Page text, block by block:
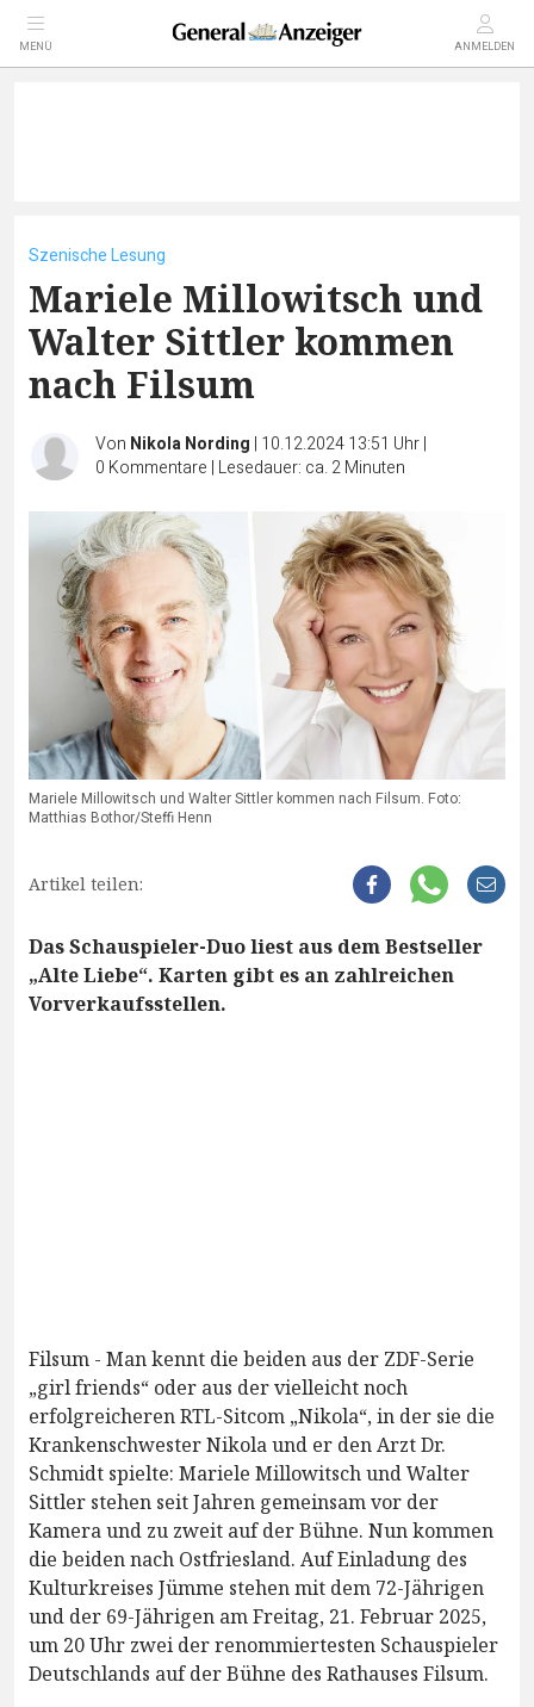
MENÜ ANMELDEN
Szenische Lesung
Mariele Millowitsch und
Walter Sittler kommen
nach Filsum
Von Nikola Nording | 10.12.2024 13:51 Uhr|
0 Kommentare | Lesedauer: ca. 2 Minuten
Mariele Millowitsch und Walter Sittler kommen nach Filsum. Foto:
Matthias Bothor/Steffi Henn
Artikel teilen:
Das Schauspieler-Duo liest aus dem Bestseller
„Alte Liebe“. Karten gibt es an zahlreichen
Vorverkaufsstellen.
Filsum - Man kennt die beiden aus der ZDF-Serie
„girl friends“ oder aus der vielleicht noch
erfolgreicheren RTL-Sitcom „Nikola“, in der sie die
Krankenschwester Nikola und er den Arzt Dr.
Schmidt spielte: Mariele Millowitsch und Walter
Sittler stehen seit Jahren gemeinsam vor der
Kamera und zu zweit auf der Bühne. Nun kommen
die beiden nach Ostfriesland. Auf Einladung des
Kulturkreises Jümme stehen mit dem 72-Jährigen
und der 69-Jährigen am Freitag, 21. Februar 2025,
um 20 Uhr zwei der renommiertesten Schauspieler
Deutschlands auf der Bühne des Rathauses Filsum.